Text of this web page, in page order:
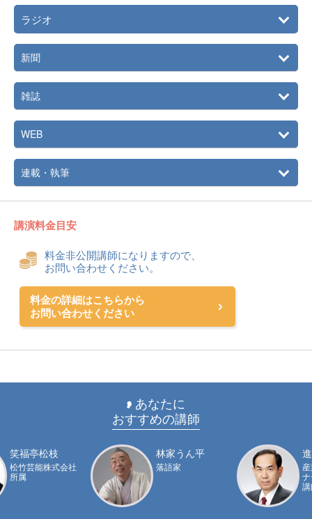
ラジオ
新聞
雑誌
WEB
連載・執筆
講演料金目安
料金非公開講師になりますので、
お問い合わせください。
料金の詳細はこちらから
お問い合わせください
あなたに
おすすめの講師
笑福亭松枝
松竹芸能株式会社
所属
林家うん平
落語家